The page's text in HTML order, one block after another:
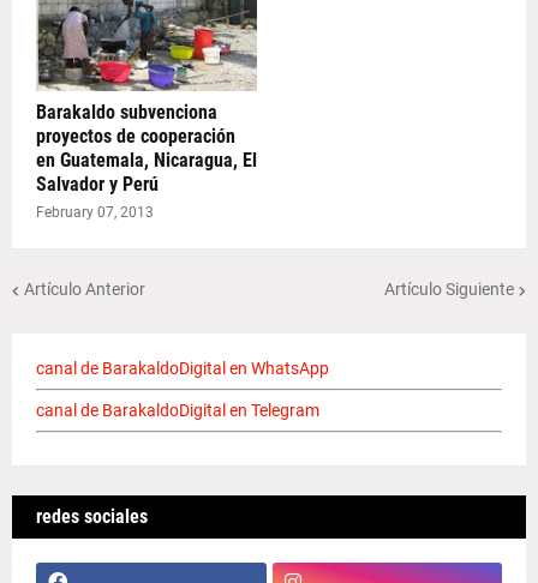
Barakaldo subvenciona
proyectos de cooperación
en Guatemala, Nicaragua, El
Salvador y Perú
February 07, 2013
Artículo Anterior Artículo Siguiente
canal de BarakaldoDigital en WhatsApp
canal de BarakaldoDigital en Telegram
redes sociales